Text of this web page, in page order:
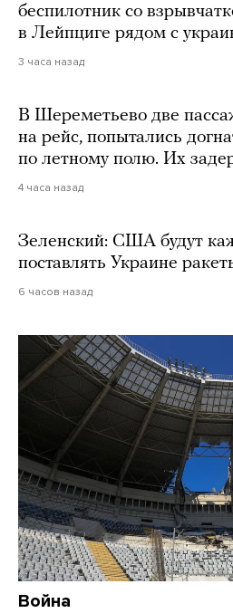
беспилотник со
в Лейпциге рядом с
3 часа назад
В Шереметьево две
на рейс, попытались
по летному полю. Их
4 часа назад
Зеленский: США будут
поставлять Украине
6 часов назад
Война